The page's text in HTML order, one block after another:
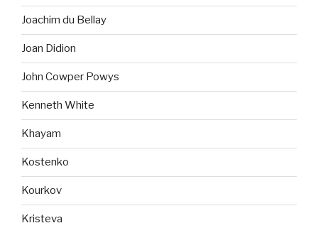
Joachim du Bellay
Joan Didion
John Cowper Powys
Kenneth White
Khayam
Kostenko
Kourkov
Kristeva